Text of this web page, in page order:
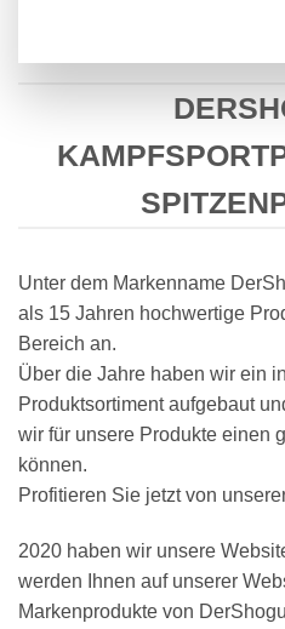
Unter dem Markenname
als 15 Jahren hochwertige
Bereich an.
Über die Jahre haben wir ein
Produktsortiment aufgebaut
wir für unsere Produkte einen
können.
Profitieren Sie jetzt von
2020 haben wir unsere
werden Ihnen auf unserer
Markenprodukte von